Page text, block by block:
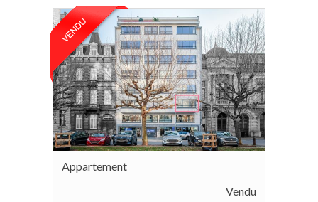
Appartement
Vendu